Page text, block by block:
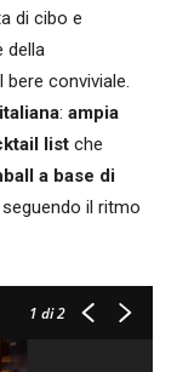
di cibo e
della
conviviale.
: ampia
list che
a base di
il ritmo
1 di 2